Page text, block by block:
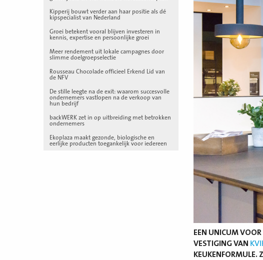
Kipperij bouwt verder aan haar positie als dé
kipspecialist van Nederland
Groei betekent vooral blijven investeren in
kennis, expertise en persoonlijke groei
Meer rendement uit lokale campagnes door
slimme doelgroepselectie
Rousseau Chocolade officieel Erkend Lid van
de NFV
De stille leegte na de exit: waarom succesvolle
ondernemers vastlopen na de verkoop van
hun bedrijf
backWERK zet in op uitbreiding met betrokken
ondernemers
Ekoplaza maakt gezonde, biologische en
eerlijke producten toegankelijk voor iedereen
EEN UNICUM VOOR
VESTIGING VAN
KEUKENFORMULE.